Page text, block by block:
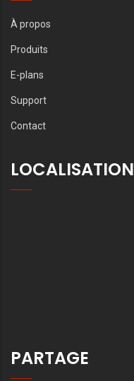
À propos
Produits
E-plans
Support
Contact
LOCALISATION
PARTAGE